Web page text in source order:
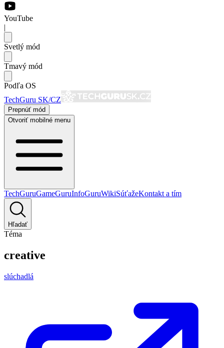
YouTube
|
Svetlý mód
Tmavý mód
Podľa OS
TechGuru SK/CZ
Prepnúť mód
Otvoriť mobilné menu
TechGuruGameGuruInfoGuruWikiSúťažeKontakt a tím
Hľadať
Téma
creative
slúchadlá